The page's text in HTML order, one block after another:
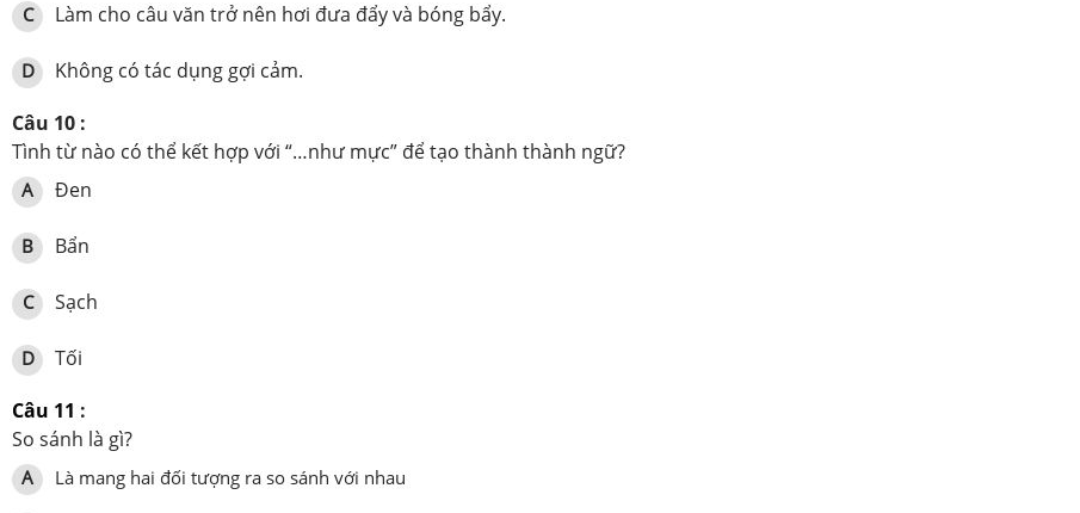
C Làm cho câu văn trở nên hơi đưa đẩy và bóng bẩy.
D
Không có tác dụng gợi cảm.
Câu 10 :
Tình từ nào có thể kết hợp với “…như mực” để tạo thành thành ngữ?
A Đen
B Bẩn
C Sạch
D
Tối
Câu 11 :
So sánh là gì?
A Là mang hai đối tượng ra so sánh với nhau